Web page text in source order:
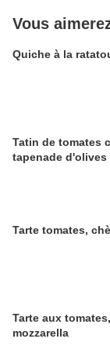
Vous
Quiche à la
Tatin de tomates
tapenade d'olives
Tarte tomates,
Tarte aux
mozzarella